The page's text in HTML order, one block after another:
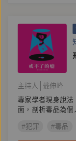
主持人
戴伸峰
專家學者現身說
面，剖析毒品為
#犯罪 #毒品